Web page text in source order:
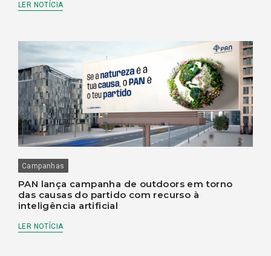
LER NOTÍCIA
Campanhas
PAN lança campanha de outdoors em torno
das causas do partido com recurso à
inteligência artificial
LER NOTÍCIA